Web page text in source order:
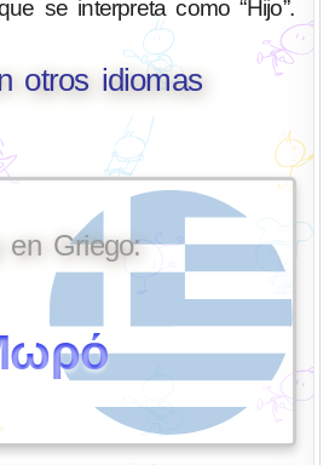
se interpreta como “Hijo”.
otros idiomas
en Griego: